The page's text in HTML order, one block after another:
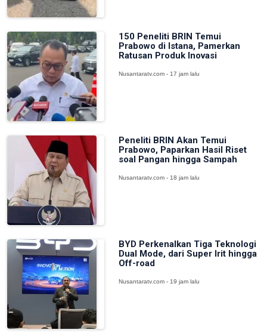
150 Peneliti BRIN Temui
Prabowo di Istana, Pamerkan
Ratusan Produk Inovasi
Nusantaratv.com - 17 jam lalu
Peneliti BRIN Akan Temui
Prabowo, Paparkan Hasil Riset
soal Pangan hingga Sampah
Nusantaratv.com - 18 jam lalu
BYD Perkenalkan Tiga Teknologi
Dual Mode, dari Super Irit hingga
Off-road
Nusantaratv.com - 19 jam lalu